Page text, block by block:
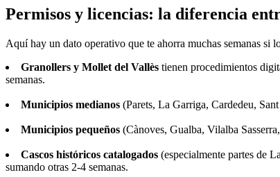
Permisos y licencias: la diferencia
Aquí hay un dato operativo que te ahorra muchas semanas si
Granollers y Mollet del Vallès tienen procedimientos
semanas.
Municipios medianos (Parets, La Garriga, Cardedeu,
Municipios pequeños (Cànoves, Gualba, Vilalba
Cascos históricos catalogados (especialmente partes de
sumando otras 2-4 semanas.